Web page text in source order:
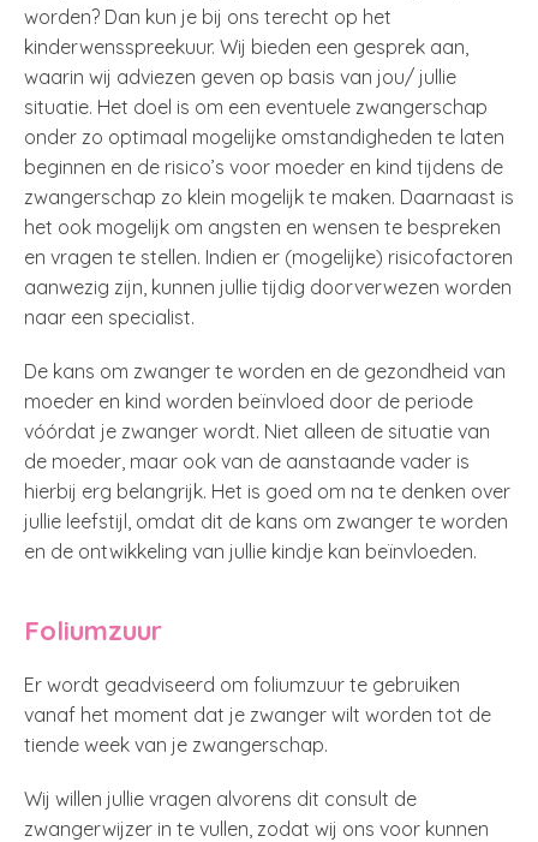
worden? Dan kun je bij ons terecht op het
kinderwensspreekuur. Wij bieden een gesprek aan,
waarin wij adviezen geven op basis van jou/ jullie
situatie. Het doel is om een eventuele zwangerschap
onder zo optimaal mogelijke omstandigheden te laten
beginnen en de risico’s voor moeder en kind tijdens de
zwangerschap zo klein mogelijk te maken. Daarnaast is
het ook mogelijk om angsten en wensen te bespreken
en vragen te stellen. Indien er (mogelijke) risicofactoren
aanwezig zijn, kunnen jullie tijdig doorverwezen worden
naar een specialist.
De kans om zwanger te worden en de gezondheid van
moeder en kind worden beïnvloed door de periode
vóórdat je zwanger wordt. Niet alleen de situatie van
de moeder, maar ook van de aanstaande vader is
hierbij erg belangrijk. Het is goed om na te denken over
jullie leefstijl, omdat dit de kans om zwanger te worden
en de ontwikkeling van jullie kindje kan beïnvloeden.
Foliumzuur
Er wordt geadviseerd om foliumzuur te gebruiken
vanaf het moment dat je zwanger wilt worden tot de
tiende week van je zwangerschap.
Wij willen jullie vragen alvorens dit consult de
zwangerwijzer in te vullen, zodat wij ons voor kunnen